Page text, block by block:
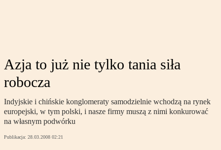
Azja to już nie tylko tania siła
robocza
Indyjskie i chińskie konglomeraty samodzielnie wchodzą na rynek
europejski, w tym polski, i nasze firmy muszą z nimi konkurować
na własnym podwórku
Publikacja: 28.03.2008 02:21